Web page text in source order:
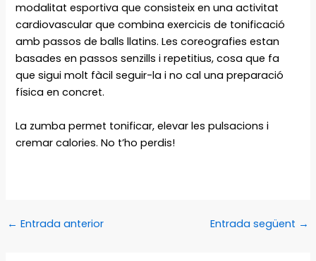
modalitatesportiva que consisteix en una activitat
cardiovascular que combina exercicis de tonificació
amb passos deballs llatins. Lescoreografies estan
basades en passos senzills i repetitius, cosa que fa
que sigui molt fàcil seguir-la i no cal una preparació
física en concret.
La zumba permet tonificar, elevar les pulsacions i
cremarcalories. No t’ho perdis!
← Entrada anterior Entrada següent →